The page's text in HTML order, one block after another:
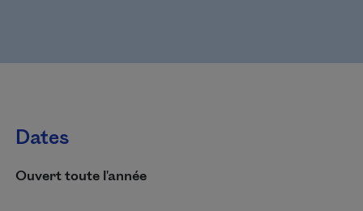
Dates
Ouvert toute l'année